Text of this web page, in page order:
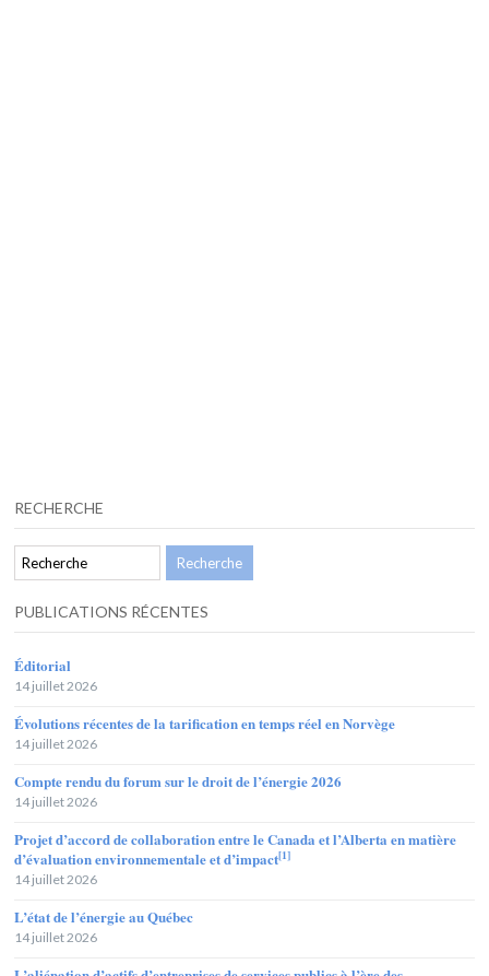
RECHERCHE
PUBLICATIONS RÉCENTES
Éditorial
14 juillet 2026
Évolutions récentes de la tarification en temps réel en Norvège
14 juillet 2026
Compte rendu du forum sur le droit de l’énergie 2026
14 juillet 2026
Projet d’accord de collaboration entre le Canada et l’Alberta en matière
d’évaluation environnementale et d’impact[1]
14 juillet 2026
L’état de l’énergie au Québec
14 juillet 2026